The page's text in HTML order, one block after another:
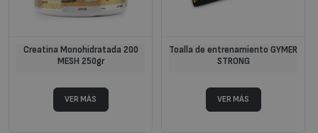
Creatina Monohidratada 200
MESH 250gr
Toalla de entrenamiento GYMER
STRONG